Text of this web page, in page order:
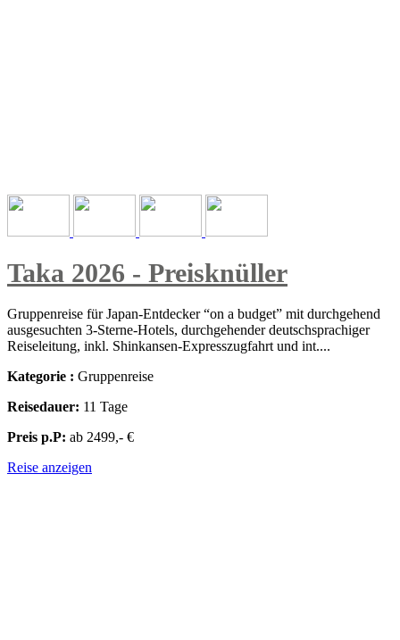
Taka 2026 - Preisknüller
Gruppenreise für Japan-Entdecker “on a budget” mit durchgehend
ausgesuchten 3-Sterne-Hotels, durchgehender deutschsprachiger
Reiseleitung, inkl. Shinkansen-Expresszugfahrt und int....
Kategorie : Gruppenreise
Reisedauer: 11 Tage
Preis p.P: ab 2499,- €
Reise anzeigen